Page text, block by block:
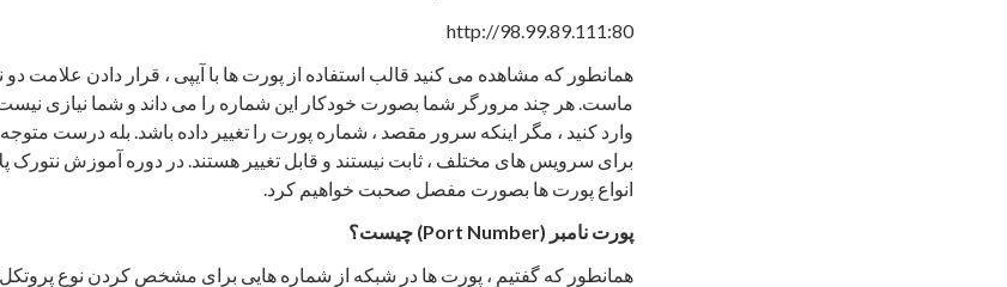
http://98.99.89.111:80
همانطور که مشاهده می کنید قالب استفاده از پورت ها با آیپی ، قرار دادن علامت
ماست. هر چند مرورگر شما بصورت خودکار این شماره را می داند و شما نیازی
وارد کنید ، مگر اینکه سرور مقصد ، شماره پورت را تغییر داده باشد. بله درست
انواع پورت ها بصورت مفصل صحبت خواهیم کرد.
پورت نامبر (Port Number)
چیست؟
همانطور که گفتیم ، پورت ها در شبکه از شماره هایی برای مشخص کردن نوع پروتکل